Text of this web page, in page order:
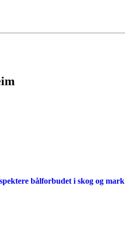
bålforbudet i skog og mark